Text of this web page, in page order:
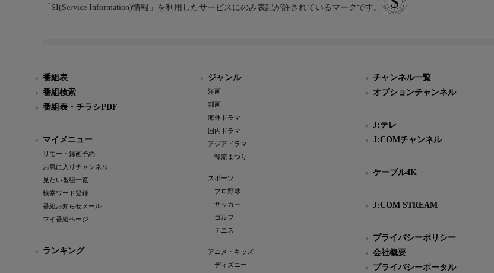
「SI(Service Information)情報」を利用したサービスにのみ表記が許されているマークです。
番組表
番組検索
番組表・チラシPDF
マイメニュー
リモート録画予約
お気に入りチャンネル
見たい番組一覧
検索ワード登録
番組お知らせメール
マイ番組ページ
ランキング
ジャンル
洋画
邦画
海外ドラマ
国内ドラマ
アジアドラマ
韓流まつり
スポーツ
プロ野球
サッカー
ゴルフ
テニス
アニメ・キッズ
ディズニー
チャンネル一覧
オプションチャンネル
J:テレ
J:COMチャンネル
ケーブル4K
J:COM STREAM
プライバシーポリシー
会社概要
プライバシーポータル